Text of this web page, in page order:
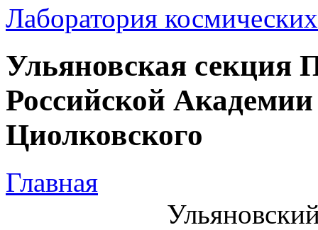
Лаборатория
Ульяновская секция
Российской
Циолковского
Главная